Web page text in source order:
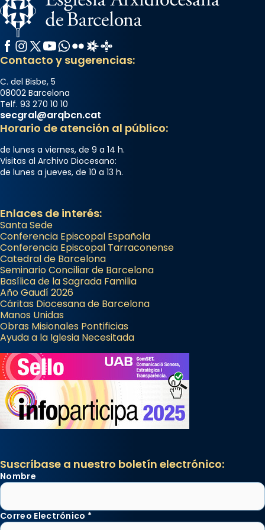
📸 Dr. G. Simón
Foto
View on Facebook · Share
Arquebisbat de Barcelona
2 weeks ago
Memòria de les santes Juliana i
Semproniana, verges i màrtirs.
Acompanyant la història de sant Cugat, a
partir de l’Edat Mitjana sorgeix la tradició
Semproniana (“relatiu a Semprònia =
eterna”) són deixebles seves. I l’any 1667, el
frare Joan Gaspar Roig, afirma en una obra
que les santes són filles de l’antiga Iluro.
Mataró en reivindicarà les relíq
...Ver más
Foto
View on Facebook
Facebook
Instagram
X / Twitter
YouTube
WhatsApp
FlickrRadio Estel
Catalunya Cristiana
Contacto y sugerencias:
C. del Bisbe, 5
08002 Barcelona
Telf. 93 270 10 10
secgral@arqbcn.cat
Horario de atención al público:
de lunes a viernes, de 9 a 14 h.
Visitas al Archivo Diocesano:
de lunes a jueves, de 10 a 13 h.
Enlaces de interés:
Santa Sede
Conferencia Episcopal Española
Conferencia Episcopal Tarraconense
Catedral de Barcelona
Seminario Conciliar de Barcelona
Basílica de la Sagrada Familia
Año Gaudí 2026
Cáritas Diocesana de Barcelona
Manos Unidas
Obras Misionales Pontificias
Ayuda a la Iglesia Necesitada
Suscríbase a nuestro boletín electrónico:
Nombre
Correo Electrónico *